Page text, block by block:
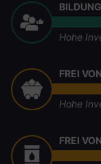
Hohe
FREI
Hohe
FREI